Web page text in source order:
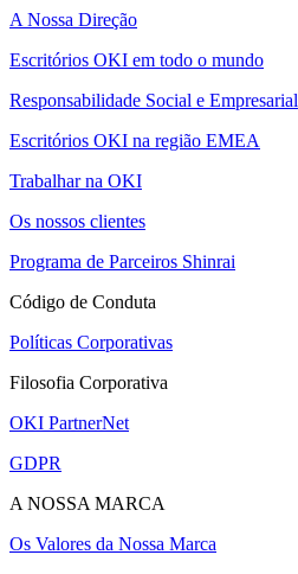
A Nossa Direção
Escritórios OKI em todo o mundo
Responsabilidade Social e Empresarial
Escritórios OKI na região EMEA
Trabalhar na OKI
Os nossos clientes
Programa de Parceiros Shinrai
Código de Conduta
Políticas Corporativas
Filosofia Corporativa
OKI PartnerNet
GDPR
A NOSSA MARCA
Os Valores da Nossa Marca